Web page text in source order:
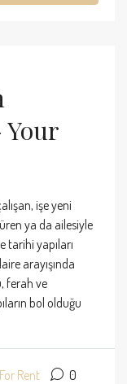
işe yeni
ya da ailesiyle
tarihi yapıları
arayışında
ferah ve
bol olduğu
For Rent 0